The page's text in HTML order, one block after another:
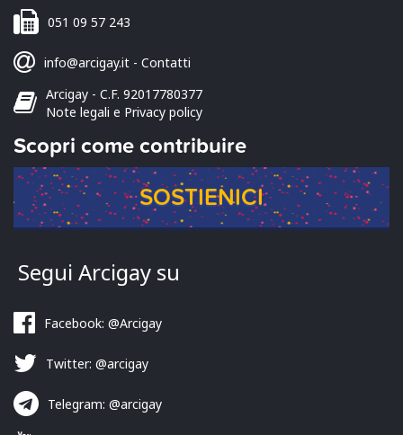
051 09 57 243
info@arcigay.it - Contatti
Arcigay - C.F. 92017780377
Note legali e Privacy policy
Scopri come contribuire
SOSTIENICI
Segui Arcigay su
Facebook: @Arcigay
Twitter: @arcigay
Telegram: @arcigay